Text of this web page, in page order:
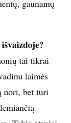
būtent dėl to,
yra randami
ir yra
bei energijai.
Jie gali per
puikiai.